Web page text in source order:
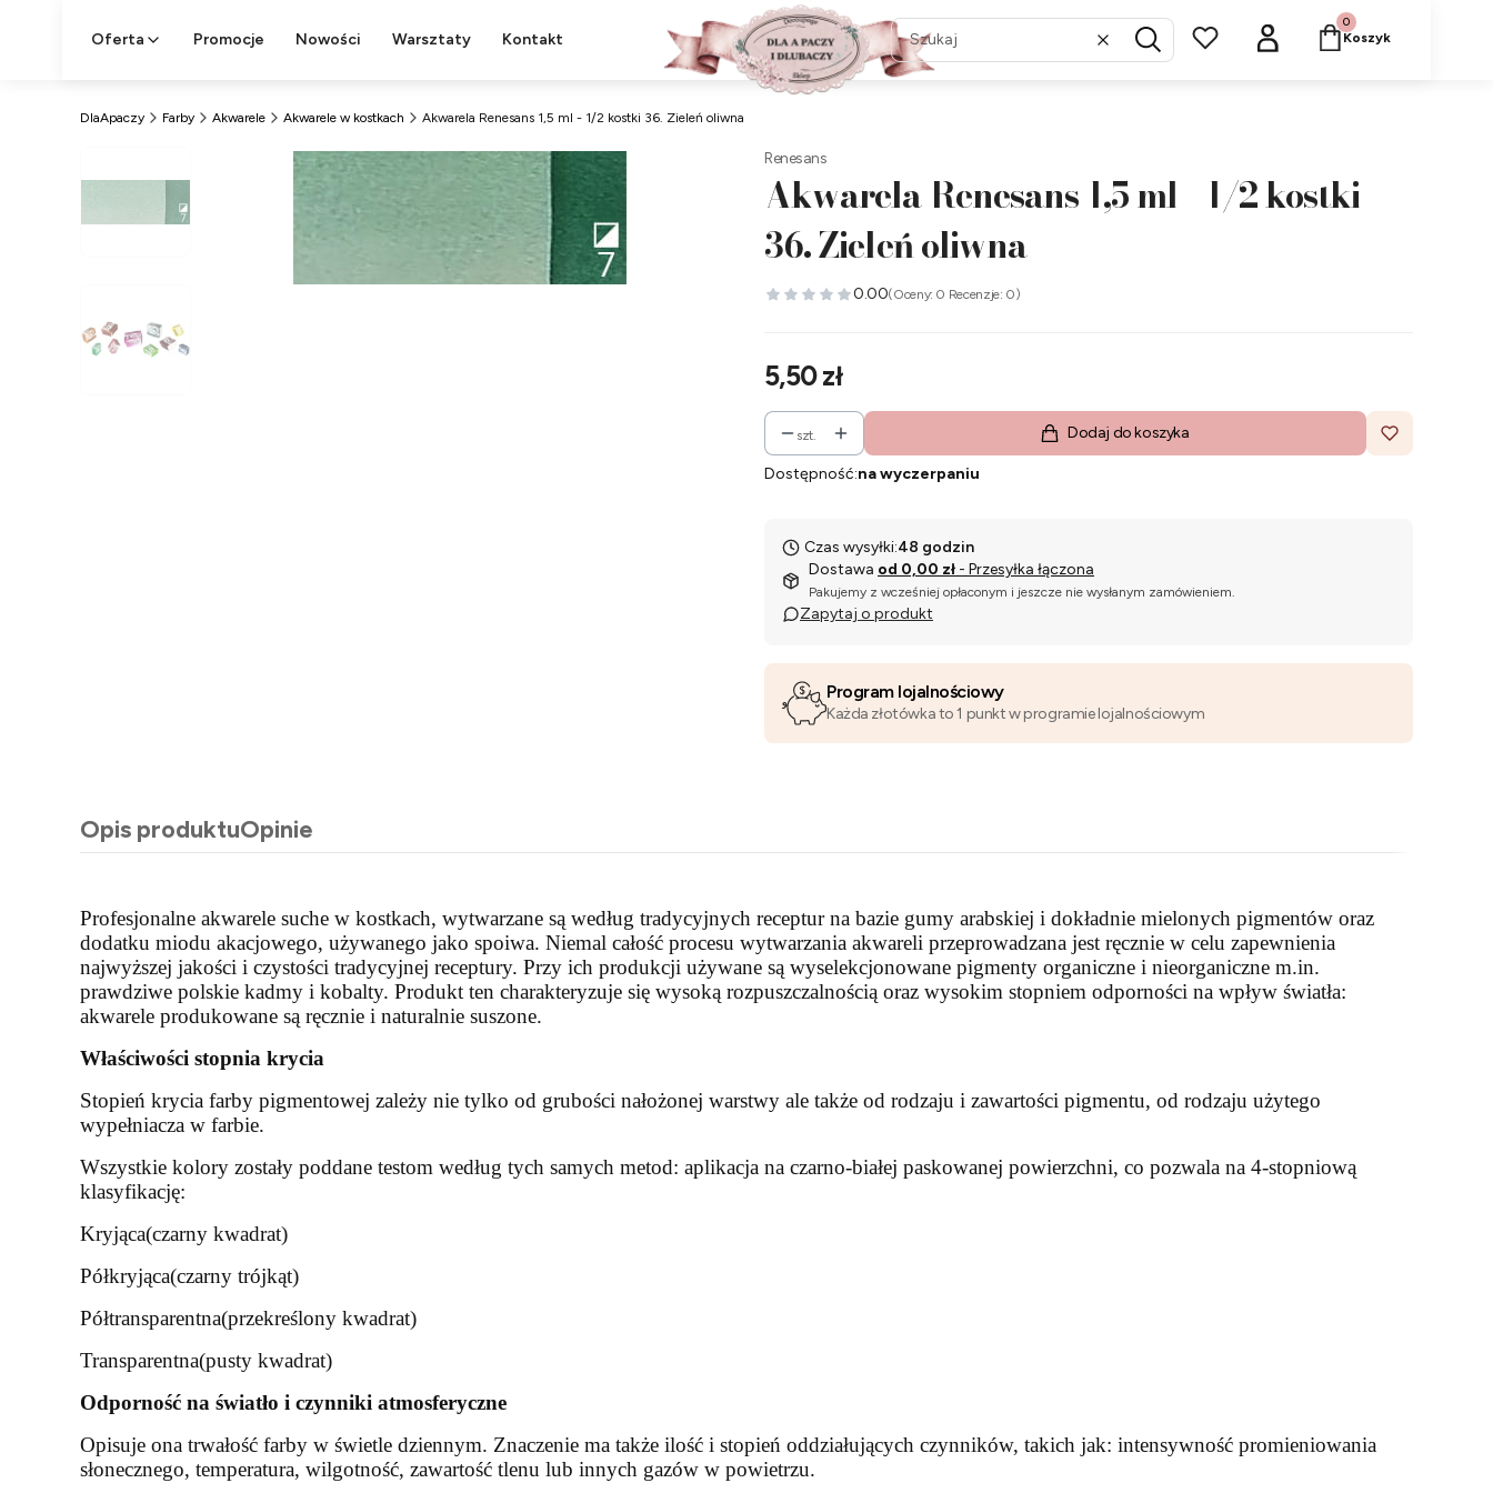
Oferta Promocje Nowości Warsztaty Kontakt WyczyśćSzukaj
Produkty w koszyku:
Koszyk
DlaApaczy Farby Akwarele Akwarele w kostkach Akwarela Renesans 1,5 ml - 1/2 kostki 36. Zieleń oliwna
Renesans
Akwarela Renesans 1,5 ml - 1/2 kostki
36. Zieleń oliwna
0.00(Oceny: 0 Recenzje: 0)
Cena
5,50 zł
szt. Dodaj do koszyka
Dostępność:na wyczerpaniu
Czas wysyłki:48 godzin
Dostawa od 0,00 zł - Przesyłka łączona
Pakujemy z wcześniej opłaconym i jeszcze nie wysłanym zamówieniem.
Zapytaj o produkt
Program lojalnościowy
Każda złotówka to 1 punkt w programie lojalnościowym
Opis produktuOpinie
Profesjonalne akwarele suche w kostkach, wytwarzane są według tradycyjnych receptur na bazie gumy arabskiej i dokładnie mielonych pigmentów oraz
dodatku miodu akacjowego, używanego jako spoiwa. Niemal całość procesu wytwarzania akwareli przeprowadzana jest ręcznie w celu zapewnienia
najwyższej jakości i czystości tradycyjnej receptury. Przy ich produkcji używane są wyselekcjonowane pigmenty organiczne i nieorganiczne m.in.
prawdziwe polskie kadmy i kobalty. Produkt ten charakteryzuje się wysoką rozpuszczalnością oraz wysokim stopniem odporności na wpływ światła:
akwarele produkowane są ręcznie i naturalnie suszone.
Właściwości stopnia krycia
Stopień krycia farby pigmentowej zależy nie tylko od grubości nałożonej warstwy ale także od rodzaju i zawartości pigmentu, od rodzaju użytego
wypełniacza w farbie.
Wszystkie kolory zostały poddane testom według tych samych metod: aplikacja na czarno-białej paskowanej powierzchni, co pozwala na 4-stopniową
klasyfikację:
Kryjąca(czarny kwadrat)
Półkryjąca(czarny trójkąt)
Półtransparentna(przekreślony kwadrat)
Transparentna(pusty kwadrat)
Odporność na światło i czynniki atmosferyczne
Opisuje ona trwałość farby w świetle dziennym. Znaczenie ma także ilość i stopień oddziałujących czynników, takich jak: intensywność promieniowania
słonecznego, temperatura, wilgotność, zawartość tlenu lub innych gazów w powietrzu.